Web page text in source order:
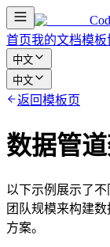
首页我的文档模板
中文
中文
返回模板页
数据管
以下示例展示了
团队规模来构建
方案。